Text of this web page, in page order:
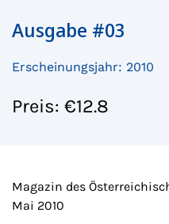
Ausgabe #03
Erscheinungsjahr: 2010
Preis: €12.8
Magazin des
Mai 2010